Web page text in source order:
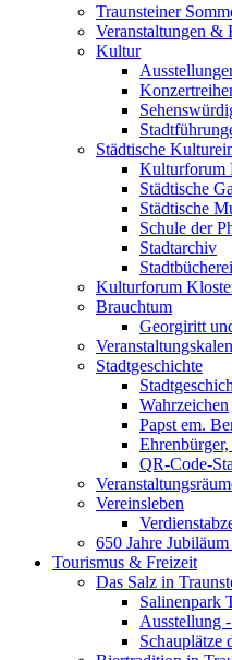
Traunsteiner
Veranstaltungen &
Kultur
Städtische
Kulturforum
Städtische
Städtische
Schule der
Stadtarchiv
Stadtbücherei
Kulturforum
Brauchtum
Georgiritt
Stadtgeschichte
Wahrzeichen
Papst em.
QR-Code-
Vereinsleben
650 Jahre
Tourismus & Freizeit
Das Salz in
Salinenpark
Ausstellung
Schauplätze